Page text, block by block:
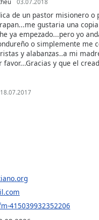
03.07.2018
de un pastor misionero
gustaria una
ya empezado...pero yo
o simplemente me
y alabanzas..a mi
y que el
18.07.2017
415039932352206